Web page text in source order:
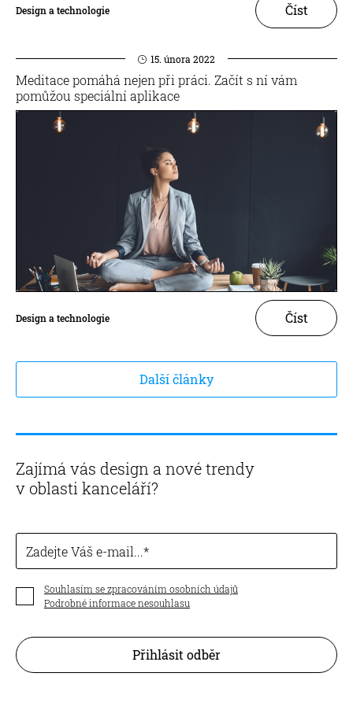
Design a technologie Číst
15. února 2022
Meditace pomáhá nejen při práci. Začít s ní vám
pomůžou speciální aplikace
Design a technologie Číst
Další články
Zajímá vás design a nové trendy
v oblasti kanceláří?
Zadejte Váš e-mail...
Souhlasím se zpracováním osobních údajů
Podrobné informace nesouhlasu
Přihlásit odběr